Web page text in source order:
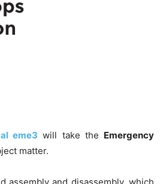
eme3 will take the Emergency
matter.